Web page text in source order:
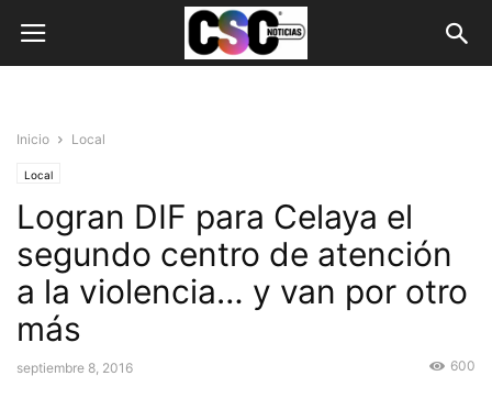
Inicio Local
Local
Logran DIF para Celaya el
segundo centro de atención
a la violencia… y van por otro
más
septiembre 8, 2016 600